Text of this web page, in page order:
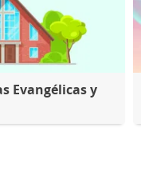
Evangélicas y